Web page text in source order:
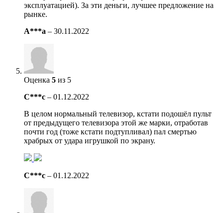
эксплуатацией). За эти деньги, лучшее предложение на
рынке.
A***a – 30.11.2022
Оценка 5 из 5
C***c – 01.12.2022
В целом нормальный телевизор, кстати подошёл пульт
от предыдущего телевизора этой же марки, отработав
почти год (тоже кстати подтупливал) пал смертью
храбрых от удара игрушкой по экрану.
C***c – 01.12.2022